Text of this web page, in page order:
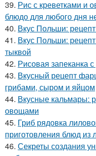
39. Рис с креветками и
блюдо для любого дня
40. Вкус Польши:
41. Вкус Польши: рецепт
тыквой
42. Рисовая запеканка
43. Вкусный рецепт
грибами, сыром и яйцом
44. Вкусные кальмары:
овощами
45. Гриб рядовка
приготовления блюд из
46. Секреты создания